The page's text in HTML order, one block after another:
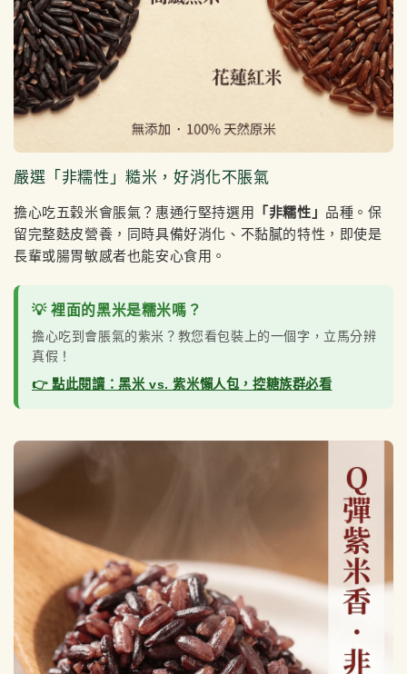
嚴選「非糯性」糙米，好消化不脹氣
擔心吃五穀米會脹氣？惠通行堅持選用 「非糯性」 品種。保
留完整麩皮營養，同時具備好消化、不黏膩的特性，即使是
長輩或腸胃敏感者也能安心食用。
💡 裡面的黑米是糯米嗎？
擔心吃到會脹氣的紫米？教您看包裝上的一個字，立馬分辨
真假！
👉 點此閱讀：黑米 vs. 紫米懶人包，控糖族群必看